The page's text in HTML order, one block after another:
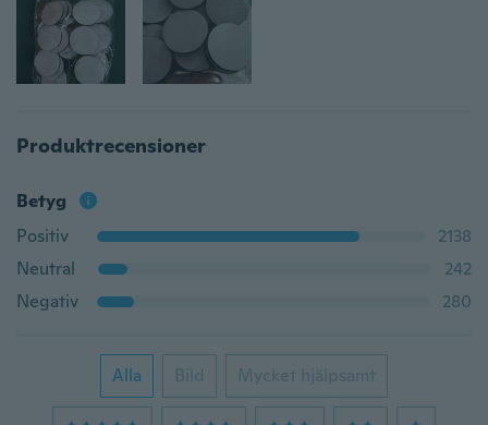
Produktrecensioner
Betyg
Positiv
2138
Neutral
242
Negativ
280
Alla Bild Mycket hjälpsamt